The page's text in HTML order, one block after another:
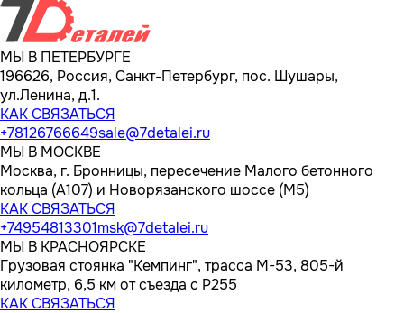
МЫ В ПЕТЕРБУРГЕ
196626, Россия, Санкт-Петербург, пос. Шушары,
ул.Ленина, д.1.
КАК СВЯЗАТЬСЯ
+78126766649sale@7detalei.ru
МЫ В МОСКВЕ
Москва, г. Бронницы, пересечение Малого бетонного
кольца (А107) и Новорязанского шоссе (М5)
КАК СВЯЗАТЬСЯ
+74954813301msk@7detalei.ru
МЫ В КРАСНОЯРСКЕ
Грузовая стоянка "Кемпинг", трасса M-53, 805-й
километр, 6,5 км от съезда с Р255
КАК СВЯЗАТЬСЯ